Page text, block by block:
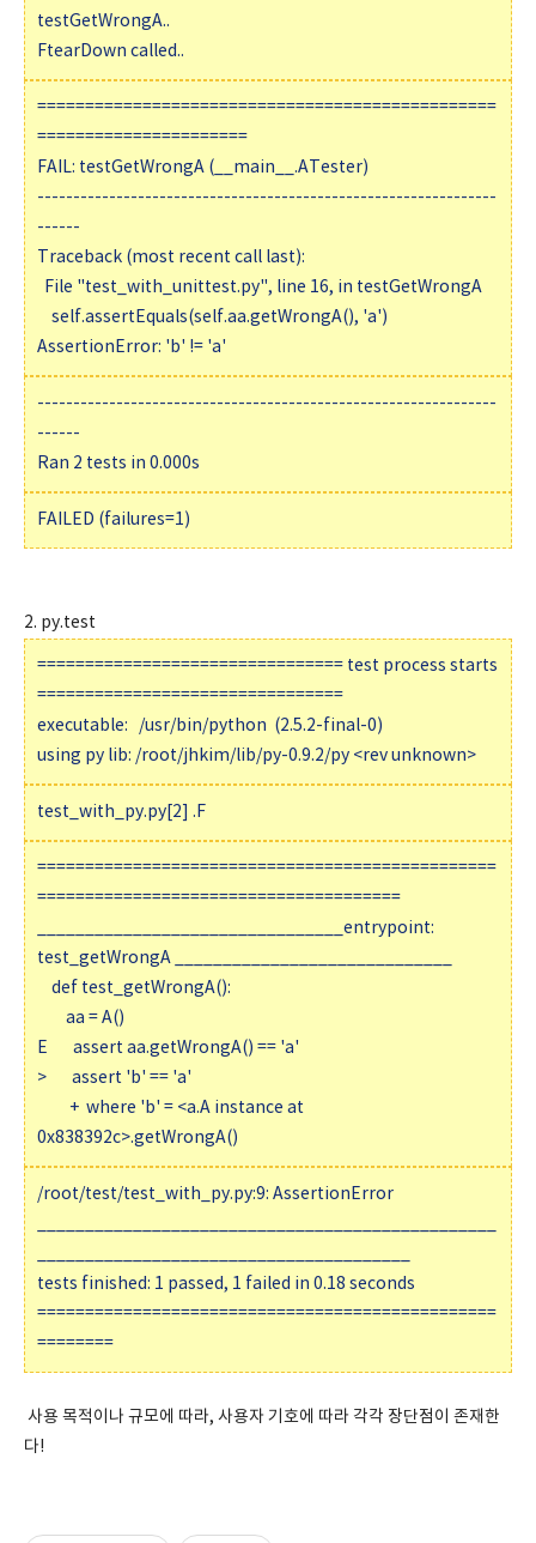
testGetWrongA..
FtearDown called..
================================================
======================
FAIL: testGetWrongA (__main__.ATester)
----------------------------------------------------------------
------
Traceback (most recent call last):
File "test_with_unittest.py", line 16, in testGetWrongA
self.assertEquals(self.aa.getWrongA(), 'a')
AssertionError: 'b' != 'a'
----------------------------------------------------------------
------
Ran 2 tests in 0.000s
FAILED (failures=1)
2. py.test
================================ test process starts
================================
executable: /usr/bin/python (2.5.2-final-0)
using py lib: /root/jhkim/lib/py-0.9.2/py <rev unknown>
test_with_py.py[2] .F
================================================
======================================
________________________________entrypoint:
test_getWrongA _____________________________
def test_getWrongA():
aa = A()
E assert aa.getWrongA() == 'a'
> assert 'b' == 'a'
+ where 'b' = <a.A instance at
0x838392c>.getWrongA()
/root/test/test_with_py.py:9: AssertionError
tests finished: 1 passed, 1 failed in 0.18 seconds
================================================
========
사용 목적이나 규모에 따라, 사용자 기호에 따라 각각 장단점이 존재한
다!